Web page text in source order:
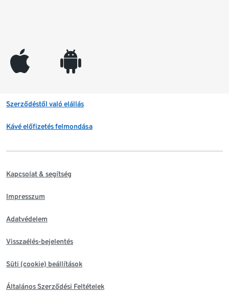
appleinc android
Szerződéstől való elállás
Kávé előfizetés felmondása
Kapcsolat & segítség
Impresszum
Adatvédelem
Visszaélés-bejelentés
Süti (cookie) beállítások
Általános Szerződési Feltételek